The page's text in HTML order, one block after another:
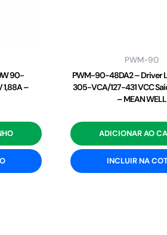
90-
1,88A –
PWM-90
PWM-90-48DA2 – Driver
305-VCA/127-431 VCC
– MEAN WELL
ADICIONAR AO
INCLUIR NA